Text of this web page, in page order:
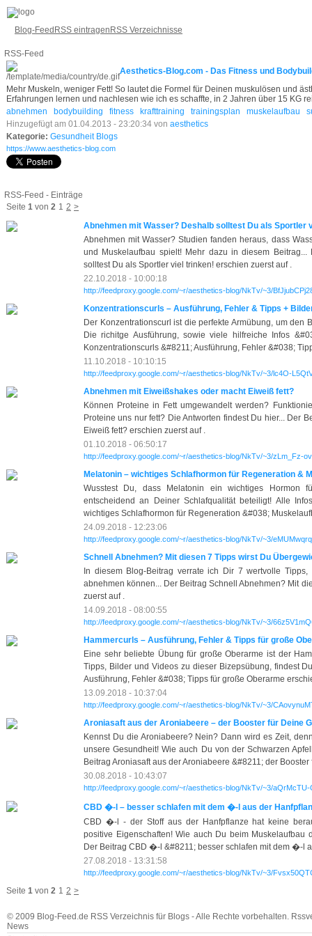
Blog-Feed RSS eintragen RSS Verzeichnisse
RSS-Feed
Aesthetics-Blog.com - Das Fitness und
Mehr Muskeln, weniger Fett! So lautet die Formel für Deinen muskulösen und
Erfahrungen lernen und nachlesen wie ich es schaffte, in 2 Jahren über 15 KG
abnehmen
bodybuilding fitness krafttraining trainingsplan muskelaufbau
Hinzugefügt am 01.04.2013 - 23:20:34 von aesthetics
Kategorie: Gesundheit Blogs
https://www.aesthetics-blog.com
RSS-Feed - Einträge
Seite 1 von 2 1 2 >
Abnehmen mit Wasser? Deshalb solltest Du als Sportler
Abnehmen mit Wasser? Studien fanden heraus, dass
und Muskelaufbau spielt! Mehr dazu in diesem
solltest Du als Sportler viel trinken! erschien zuerst auf .
22.10.2018 - 10:00:18
http://feedproxy.google.com/~r/aesthetics-blog/NkTv/~3/
Konzentrationscurls – Ausführung, Fehler & Tipps +
Der Konzentrationscurl ist die perfekte Armübung, um den
Die richitge Ausführung, sowie viele hilfreiche Infos
Konzentrationscurls &#8211; Ausführung, Fehler &#038;
11.10.2018 - 10:10:15
http://feedproxy.google.com/~r/aesthetics-blog/NkTv/~3/lc4O-
Abnehmen mit Eiweißshakes oder macht Eiweiß fett?
Können Proteine in Fett umgewandelt werden?
Proteine uns nur fett? Die Antworten findest Du hier... Der
Eiweiß fett? erschien zuerst auf .
01.10.2018 - 06:50:17
http://feedproxy.google.com/~r/aesthetics-blog/NkTv/~3/zLm_Fz-
Melatonin – wichtiges Schlafhormon für Regeneration &
Wusstest Du, dass Melatonin ein wichtiges Hormon
entscheidend an Deiner Schlafqualität beteiligt! Alle
wichtiges Schlafhormon für Regeneration &#038;
24.09.2018 - 12:23:06
http://feedproxy.google.com/~r/aesthetics-blog/NkTv/~3/
Schnell Abnehmen? Mit diesen 7 Tipps wirst Du
In diesem Blog-Beitrag verrate ich Dir 7 wertvolle
abnehmen können... Der Beitrag Schnell Abnehmen? Mit
zuerst auf .
14.09.2018 - 08:00:55
http://feedproxy.google.com/~r/aesthetics-blog/NkTv/~3/
Hammercurls – Ausführung, Fehler & Tipps für große
Eine sehr beliebte Übung für große Oberarme ist der
Tipps, Bilder und Videos zu dieser Bizepsübung, findest
Ausführung, Fehler &#038; Tipps für große Oberarme
13.09.2018 - 10:37:04
http://feedproxy.google.com/~r/aesthetics-blog/NkTv/~3/
Aroniasaft aus der Aroniabeere – der Booster für Deine
Kennst Du die Aroniabeere? Nein? Dann wird es Zeit,
unsere Gesundheit! Wie auch Du von der Schwarzen
Beitrag Aroniasaft aus der Aroniabeere &#8211; der
30.08.2018 - 10:43:07
http://feedproxy.google.com/~r/aesthetics-blog/NkTv/~3/aQrMcTU-
CBD �-l – besser schlafen mit dem �-l aus der
CBD �-l - der Stoff aus der Hanfpflanze hat keine
positive Eigenschaften! Wie auch Du beim Muskelaufbau
Der Beitrag CBD �-l &#8211; besser schlafen mit dem �-l
27.08.2018 - 13:31:58
http://feedproxy.google.com/~r/aesthetics-blog/NkTv/~3/
Seite 1 von 2 1 2 >
© 2009 Blog-Feed.de RSS Verzeichnis für Blogs - Alle Rechte vorbehalten.
News